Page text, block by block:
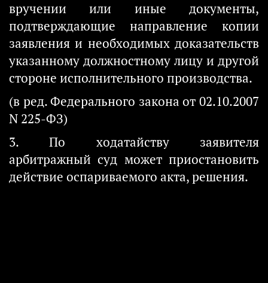
вручении или иные документы,
подтверждающие направление копии
заявления и необходимых доказательств
указанному должностному лицу и другой
стороне исполнительного производства.
(в ред. Федерального закона от 02.10.2007
N 225-ФЗ)
3. По ходатайству заявителя
арбитражный суд может приостановить
действие оспариваемого акта, решения.